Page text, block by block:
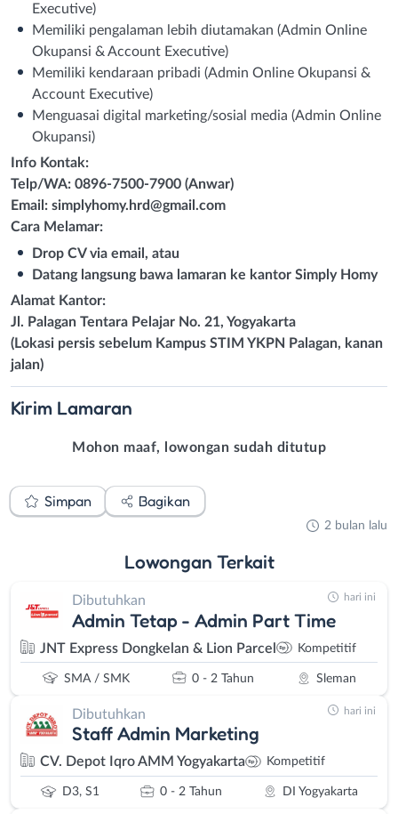
Executive)
Memiliki pengalaman lebih diutamakan (Admin Online
Okupansi & Account Executive)
Memiliki kendaraan pribadi (Admin Online Okupansi &
Account Executive)
Menguasai digital marketing/sosial media (Admin Online
Okupansi)
Info Kontak:
Telp/WA: 0896-7500-7900 (Anwar)
Email: simplyhomy.hrd@gmail.com
Cara Melamar:
Drop CV via email, atau
Datang langsung bawa lamaran ke kantor Simply Homy
Alamat Kantor:
Jl. Palagan Tentara Pelajar No. 21, Yogyakarta
(Lokasi persis sebelum Kampus STIM YKPN Palagan, kanan
jalan)
Kirim Lamaran
Mohon maaf, lowongan sudah ditutup
Simpan Bagikan
2 bulan lalu
Lowongan Terkait
Dibutuhkan
Admin Tetap - Admin Part Time
JNT Express Dongkelan & Lion Parcel Kompetitif
SMA / SMK 0 - 2 Tahun Sleman
hari ini
Dibutuhkan
Staff Admin Marketing
CV. Depot Iqro AMM Yogyakarta Kompetitif
D3, S1 0 - 2 Tahun DI Yogyakarta
hari ini